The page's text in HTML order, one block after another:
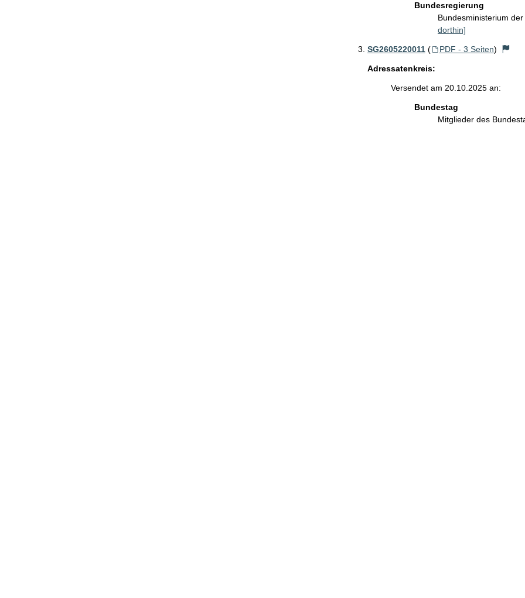
Bundesregierung
Bundesministerium
dorthin]
SG2605220011 ( PDF - 3 Seiten)
Adressatenkreis:
Versendet am 20.10.2025 an:
Bundestag
Mitglieder des